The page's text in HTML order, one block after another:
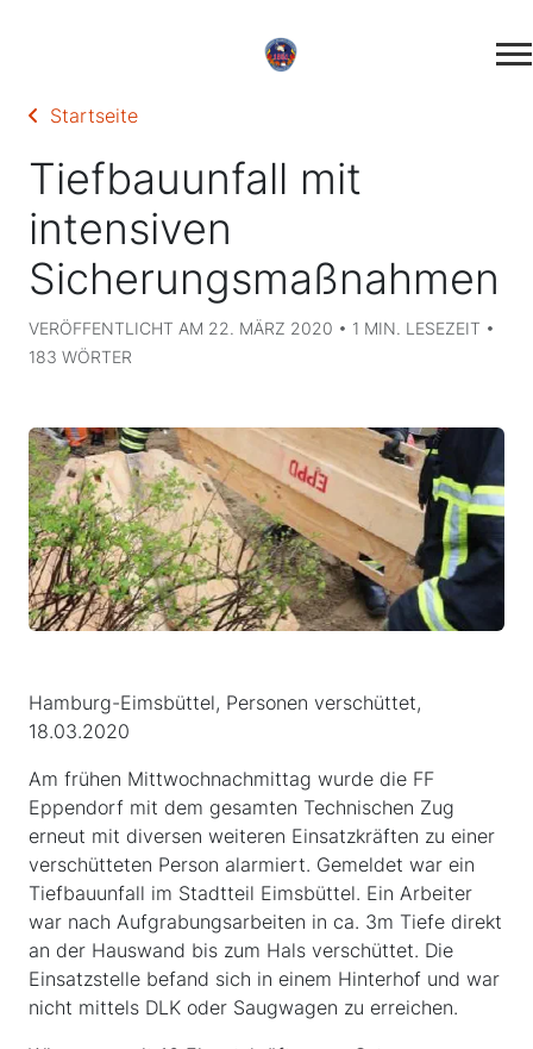
Startseite
Tiefbauunfall mit
intensiven
Sicherungsmaßnahmen
VERÖFFENTLICHT AM 22. MÄRZ 2020 • 1 MIN. LESEZEIT •
183 WÖRTER
Hamburg-Eimsbüttel, Personen verschüttet,
18.03.2020
Am frühen Mittwochnachmittag wurde die FF
Eppendorf mit dem gesamten Technischen Zug
erneut mit diversen weiteren Einsatzkräften zu einer
verschütteten Person alarmiert. Gemeldet war ein
Tiefbauunfall im Stadtteil Eimsbüttel. Ein Arbeiter
war nach Aufgrabungsarbeiten in ca. 3m Tiefe direkt
an der Hauswand bis zum Hals verschüttet. Die
Einsatzstelle befand sich in einem Hinterhof und war
nicht mittels DLK oder Saugwagen zu erreichen.